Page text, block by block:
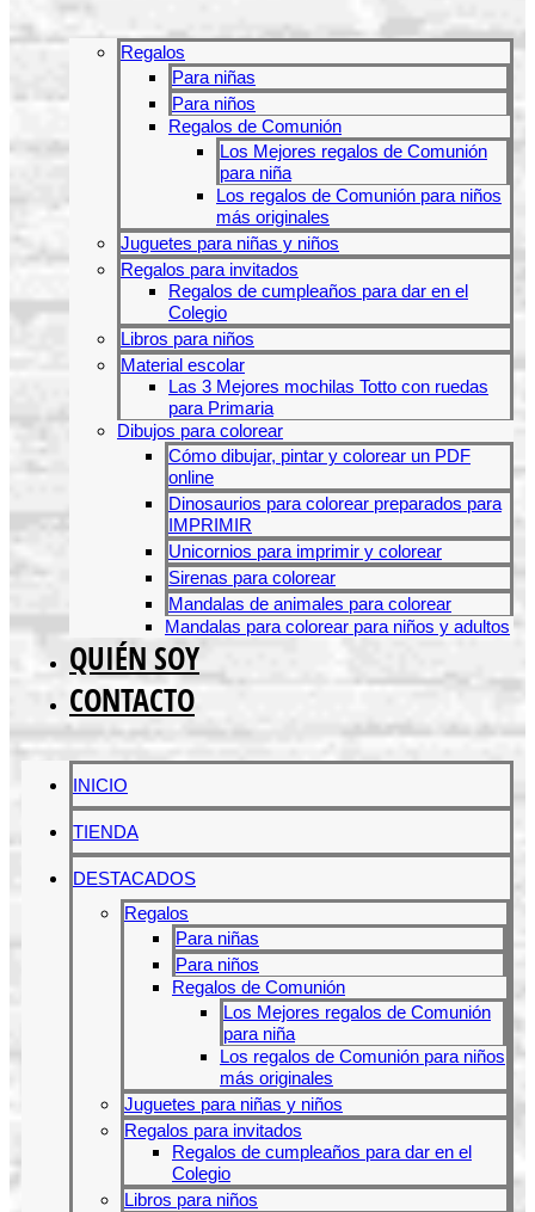
Regalos
Para niñas
Para niños
Regalos de Comunión
Los Mejores regalos de Comunión
para niña
Los regalos de Comunión para niños
más originales
Juguetes para niñas y niños
Regalos para invitados
Regalos de cumpleaños para dar en el
Colegio
Libros para niños
Material escolar
Las 3 Mejores mochilas Totto con ruedas
para Primaria
Dibujos para colorear
Cómo dibujar, pintar y colorear un PDF
online
Dinosaurios para colorear preparados para
IMPRIMIR
Unicornios para imprimir y colorear
Sirenas para colorear
Mandalas de animales para colorear
Mandalas para colorear para niños y adultos
QUIÉN SOY
CONTACTO
INICIO
TIENDA
DESTACADOS
Regalos
Para niñas
Para niños
Regalos de Comunión
Los Mejores regalos de Comunión
para niña
Los regalos de Comunión para niños
más originales
Juguetes para niñas y niños
Regalos para invitados
Regalos de cumpleaños para dar en el
Colegio
Libros para niños